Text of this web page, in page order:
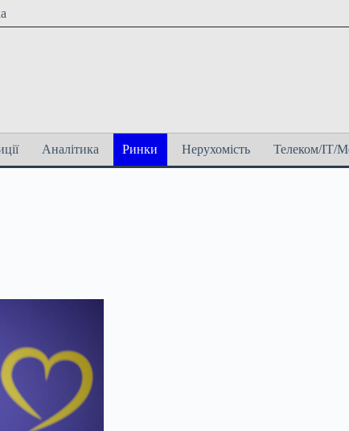
Аналітика Ринки Нерухомість Телеком/ІТ/